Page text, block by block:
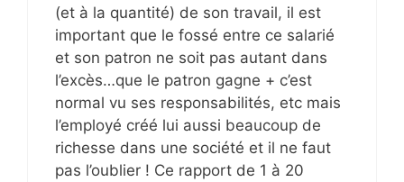
(et à la quantité) de son travail, il est
important que le fossé entre ce salarié
et son patron ne soit pas autant dans
l’excès…que le patron gagne + c’est
normal vu ses responsabilités, etc mais
l’employé créé lui aussi beaucoup de
richesse dans une société et il ne faut
pas l’oublier ! Ce rapport de 1 à 20